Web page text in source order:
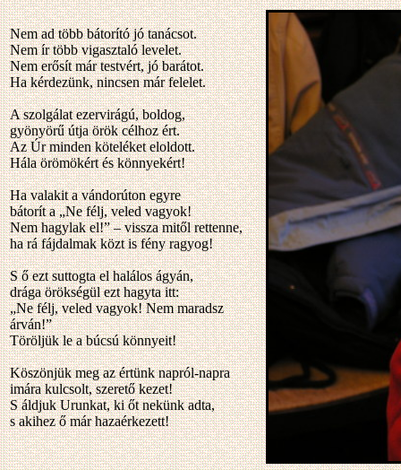
Nem ad több bátorító jó tanácsot.
Nem ír több vigasztaló levelet.
Nem erősít már testvért, jó barátot.
Ha kérdezünk, nincsen már felelet.
A szolgálat ezervirágú, boldog,
gyönyörű útja örök célhoz ért.
Az Úr minden köteléket eloldott.
Hála örömökért és könnyekért!
Ha valakit a vándorúton egyre
bátorít a „Ne félj, veled vagyok!
Nem hagylak el!” – vissza mitől rettenne,
ha rá fájdalmak közt is fény ragyog!
S ő ezt suttogta el halálos ágyán,
drága örökségül ezt hagyta itt:
„Ne félj, veled vagyok! Nem maradsz
árván!”
Töröljük le a búcsú könnyeit!
Köszönjük meg az értünk napról-napra
imára kulcsolt, szerető kezet!
S áldjuk Urunkat, ki őt nekünk adta,
s akihez ő már hazaérkezett!